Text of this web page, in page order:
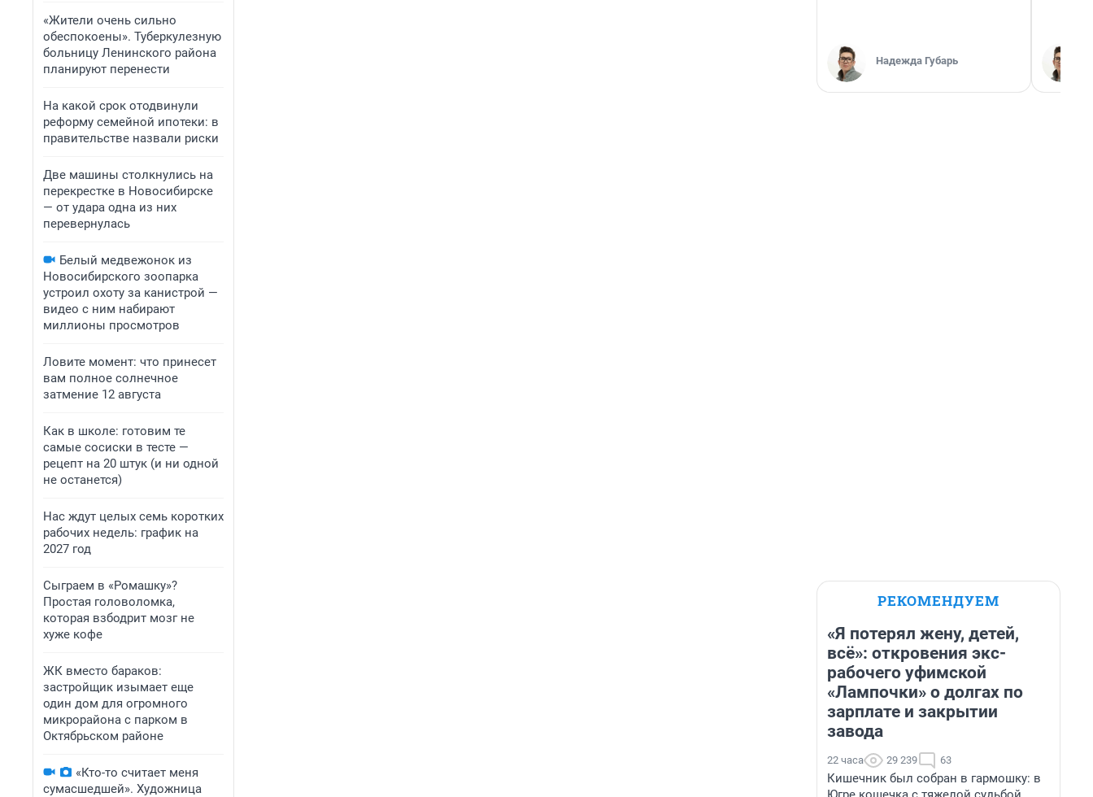
«Жители очень сильно
обеспокоены». Туберкулезную
больницу Ленинского района
планируют перенести
На какой срок отодвинули
реформу семейной ипотеки: в
правительстве назвали риски
Две машины столкнулись на
перекрестке в Новосибирске
— от удара одна из них
перевернулась
Белый медвежонок из
Новосибирского зоопарка
устроил охоту за канистрой —
видео с ним набирают
миллионы просмотров
Ловите момент: что принесет
вам полное солнечное
затмение 12 августа
Как в школе: готовим те
самые сосиски в тесте —
рецепт на 20 штук (и ни одной
не останется)
Нас ждут целых семь коротких
рабочих недель: график на
2027 год
Сыграем в «Ромашку»?
Простая головоломка,
которая взбодрит мозг не
хуже кофе
ЖК вместо бараков:
застройщик изымает еще
один дом для огромного
микрорайона с парком в
Октябрьском районе
«Кто-то считает меня
сумасшедшей». Художница
Надежда Губарь
РЕКОМЕНДУЕМ
«Я потерял жену, детей,
всё»: откровения экс-
рабочего уфимской
«Лампочки» о долгах по
зарплате и закрытии
завода
22 часа 29 239 63
Кишечник был собран в гармошку: в